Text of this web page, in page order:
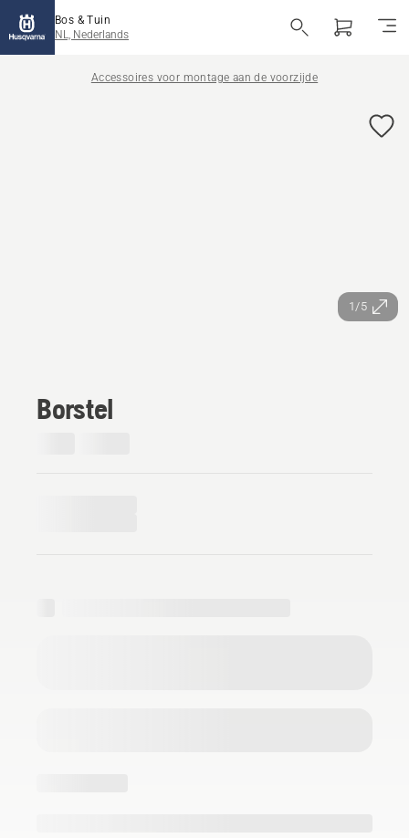
Bos & Tuin
NL, Nederlands
Accessoires voor montage aan de voorzijde
1/5
Borstel